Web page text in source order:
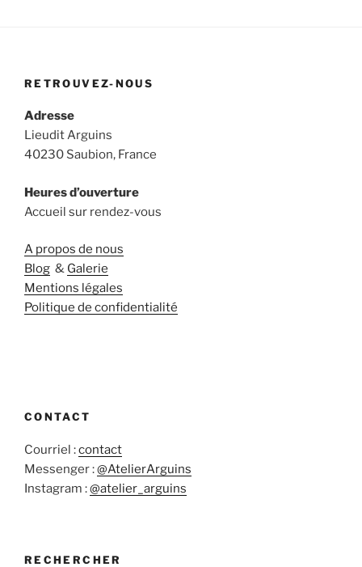
RETROUVEZ-NOUS
Adresse
Lieudit Arguins
40230 Saubion, France
Heures d’ouverture
Accueil sur rendez-vous
A propos de nous
Blog & Galerie
Mentions légales
Politique de confidentialité
CONTACT
Courriel :contact
Messenger :@AtelierArguins
Instagram :@atelier_arguins
RECHERCHER